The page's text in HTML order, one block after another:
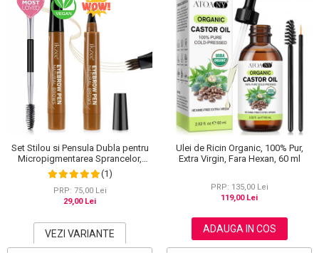
Set Stilou si Pensula Dubla pentru
Micropigmentarea Sprancelor,
Efect Natural de Microblading,
Aspect de Sprancene Pline
(1)
PRP: 75,00 Lei
29,00 Lei
VEZI VARIANTE
Ulei de Ricin Organic, 100% Pur,
Extra Virgin, Fara Hexan, 60 ml
PRP: 135,00 Lei
119,00 Lei
ADAUGA IN COS